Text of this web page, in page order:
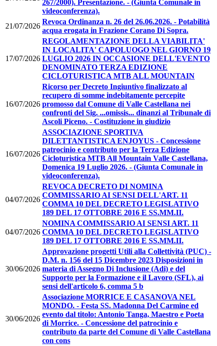
267/2000). Presentazione. - (Giunta Comunale in
videoconferenza).
21/07/2026
Revoca Ordinanza n. 26 del 26.06.2026. - Potabilità
acqua erogata in Frazione Corano Di Sopra.
17/07/2026
REGOLAMENTAZIONE DELLA VIABILITA'
IN LOCALITA' CAPOLUOGO NEL GIORNO 19
LUGLIO 2026 IN OCCASIONE DELL'EVENTO
DENOMINATO TERZA EDIZIONE
CICLOTURISTICA MTB ALL MOUNTAIN
16/07/2026
Ricorso per Decreto Ingiuntivo finalizzato al
recupero di somme indebitamente percepite
promosso dal Comune di Valle Castellana nei
confronti del Sig. ...omissis... dinanzi al Tribunale di
Ascoli Piceno. - Costituzione in giudizio
16/07/2026
ASSOCIAZIONE SPORTIVA
DILETTANTISTICA ENJOYUS - Concessione
patrocinio e contributo per la Terza Edizione
Cicloturistica MTB All Mountain Valle Castellana,
Domenica 19 Luglio 2026. - (Giunta Comunale in
videoconferenza).
04/07/2026
REVOCA DECRETO DI NOMINA
COMMISSARIO AI SENSI DELL'ART. 11
COMMA 10 DEL DECRETO LEGISLATIVO
189 DEL 17 OTTOBRE 2016 E SS.MM.II.
04/07/2026
NOMINA COMMISSARIO AI SENSI ART. 11
COMMA 10 DEL DECRETO LEGISLATIVO
189 DEL 17 OTTOBRE 2016 E SS.MM.II.
30/06/2026
Approvazione progetti Utili alla Collettività (PUC) -
D.M. n. 156 del 15 Dicembre 2023 Disposizioni in
materia di Assegno Di Inclusione (Adi) e del
Supporto per la Formazione e il Lavoro (SFL), ai
sensi dell'articolo 6, comma 5 b
30/06/2026
Associazione MORRICE E CASANOVA NEL
MONDO. - Festa SS. Madonna Del Carmine ed
evento dal titolo: Antonio Tanga, Maestro e Poeta
di Morrice. - Concessione del patrocinio e
contributo da parte del Comune di Valle Castellana
con cons